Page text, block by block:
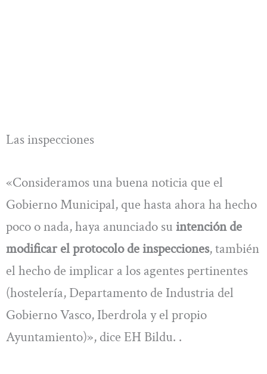
Las inspecciones
«Consideramos una buena noticia que el
Gobierno Municipal, que hasta ahora ha hecho
poco o nada, haya anunciado su intención de
modificar el protocolo de inspecciones, también
el hecho de implicar a los agentes pertinentes
(hostelería, Departamento de Industria del
Gobierno Vasco, Iberdrola y el propio
Ayuntamiento)», dice EH Bildu. .